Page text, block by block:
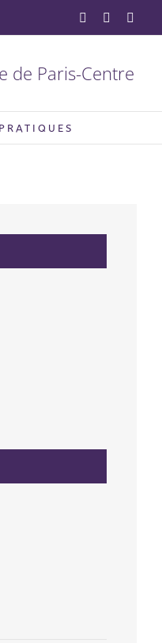
YouTubeFacebook
de Paris-Centre